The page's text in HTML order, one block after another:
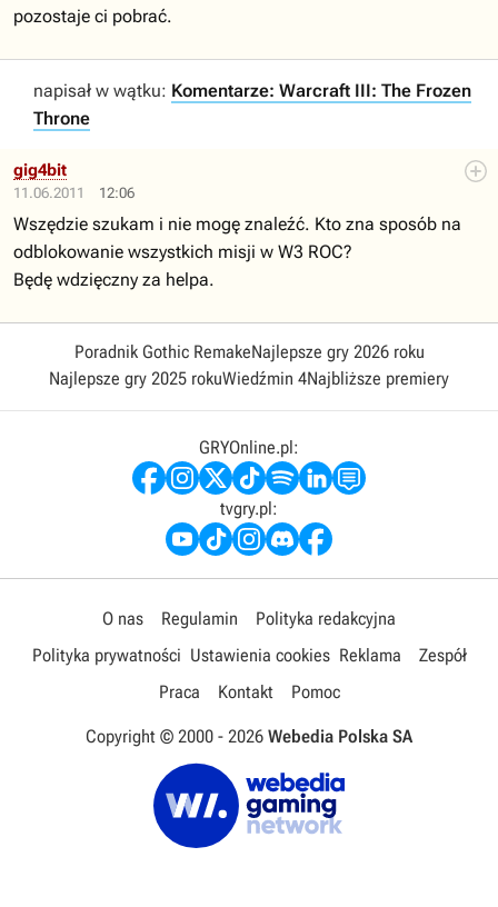
pozostaje ci pobrać.
napisał w wątku: Komentarze: Warcraft III: The Frozen
Throne
11.06.2011 12:06
gig4bit
Wszędzie szukam i nie mogę znaleźć. Kto zna sposób na
odblokowanie wszystkich misji w W3 ROC?
Będę wdzięczny za helpa.
Poradnik Gothic RemakeNajlepsze gry 2026 roku
Najlepsze gry 2025 rokuWiedźmin 4Najbliższe premiery
GRYOnline.pl:
tvgry.pl:
O nas Regulamin
Polityka redakcyjna
Polityka prywatności Ustawienia cookies Reklama
Zespół
Praca
Kontakt Pomoc
Copyright © 2000 - 2026 Webedia Polska SA